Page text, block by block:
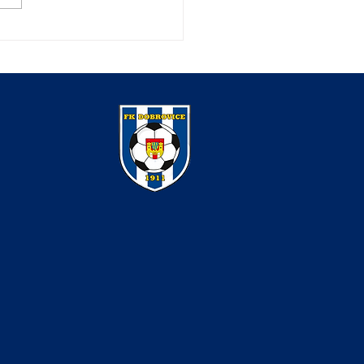
deklasoval Obříství